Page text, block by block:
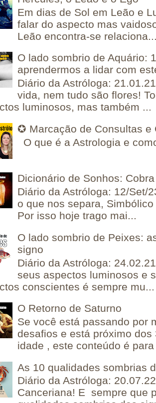
Em dias de Sol em Leão e
falar do aspecto mas
Leão encontra-se
O lado sombrio de Aquário:
aprendermos a lidar com
Diário da Astróloga:
vida, nem tudo são flores!
luminosos, mas também ...
✪ Marcação de Consultas e
O que é a Astrologia e
Dicionário de Sonhos: Cobra
Diário da Astróloga: 12/Set/
o que nos separa,
Por isso hoje trago mai...
O lado sombrio de Peixes:
signo
Diário da Astróloga:
seus aspectos luminosos e
conscientes é sempre mu...
O Retorno de Saturno
Se você está passando por
desafios e está próximo
idade , este conteúdo é
As 10 qualidades sombrias
Diário da Astróloga:
Canceriana! E sempre que